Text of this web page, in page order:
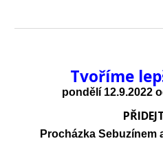
Tvoříme
pondělí12.9.2022
Procházka Sebuzínem